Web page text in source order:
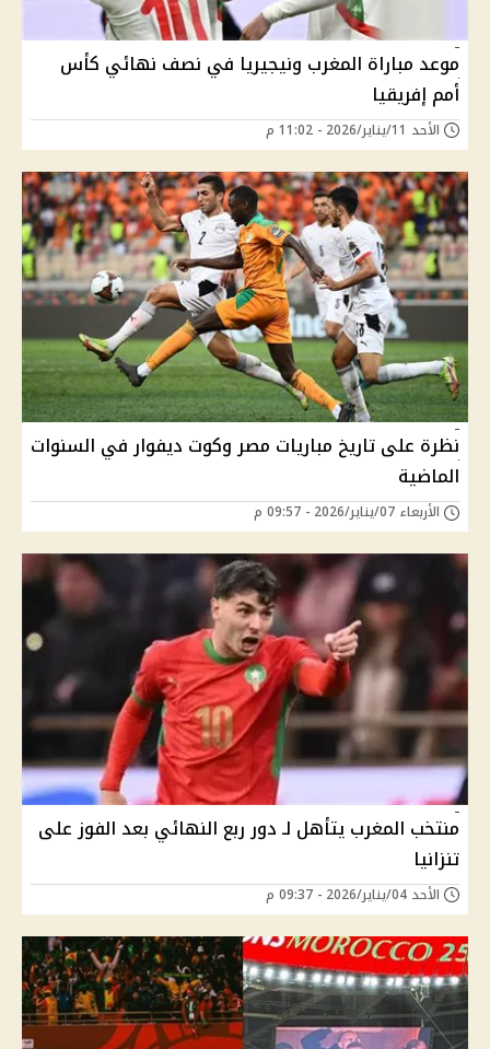
موعد مباراة المغرب ونيجيريا في نصف نهائي كأس
أمم إفريقيا
الأحد 11/يناير/2026 - 11:02 م
نظرة على تاريخ مباريات مصر وكوت ديفوار في السنوات
الماضية
الأربعاء 07/يناير/2026 - 09:57 م
منتخب المغرب يتأهل لـ دور ربع النهائي بعد الفوز على
تنزانيا
الأحد 04/يناير/2026 - 09:37 م